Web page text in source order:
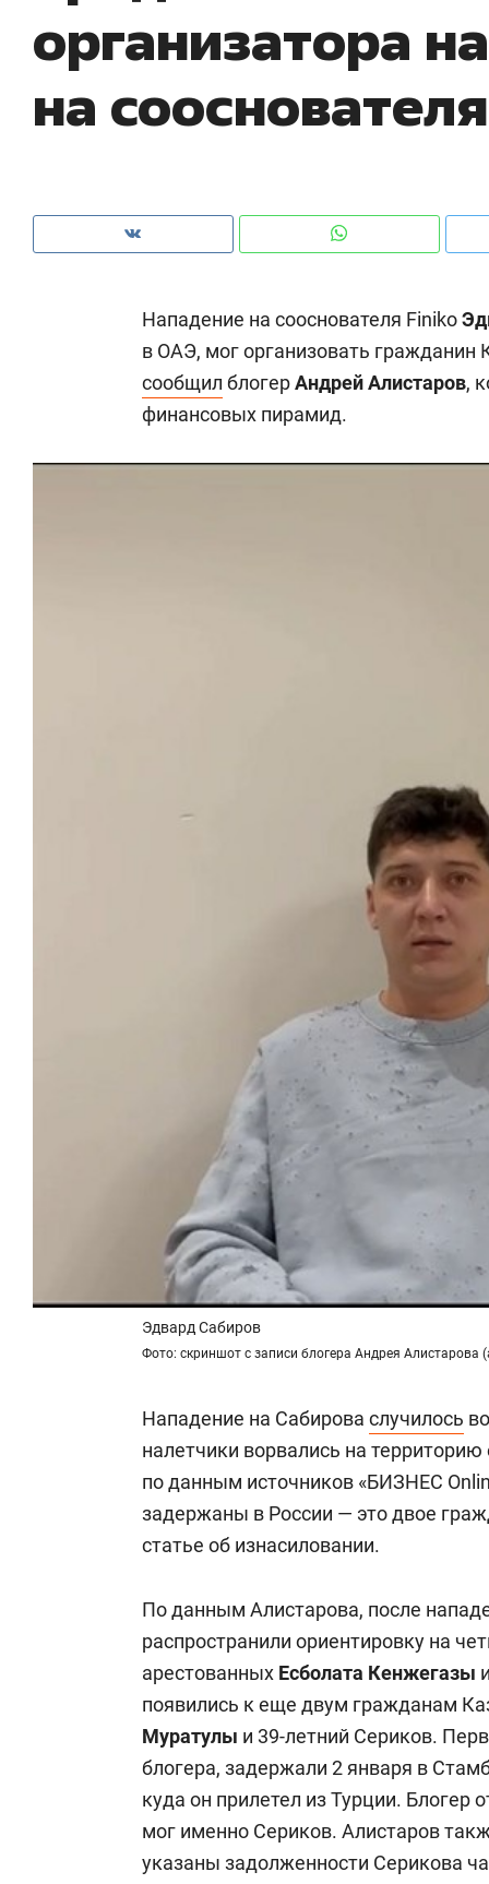
организатора
на
Нападение на сооснователя Finiko
в ОАЭ, мог организовать гражданин
сообщил блогерАндрей Алистаров,
финансовых пирамид.
Эдвард Сабиров
Фото: скриншот с записи блогера Андрея Алистарова
Нападение на Сабирова случилось
налетчики ворвались на
по данным источников «БИЗНЕС
задержаны в России — это двое
статье об изнасиловании.
По данным Алистарова, после
распространили ориентировку на
арестованных Есболата Кенжегазы
появились к еще двум гражданам
Муратулы и 39-летний Сериков.
блогера, задержали 2 января в
куда он прилетел из Турции. Блогер
мог именно Сериков. Алистаров
указаны задолженности Серикова
чем интересен Оман?
Рекомендуем
Как ГК «МИР ГРУПП» и ВТБ
Рекомендуем